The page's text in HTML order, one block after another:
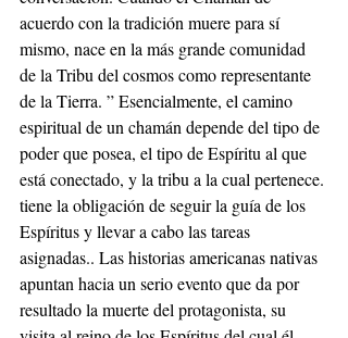
acuerdo con la tradición muere para sí
mismo, nace en la más grande comunidad
de la Tribu del cosmos como representante
de la Tierra. ” Esencialmente, el camino
espiritual de un chamán depende del tipo de
poder que posea, el tipo de Espíritu al que
está conectado, y la tribu a la cual pertenece.
tiene la obligación de seguir la guía de los
Espíritus y llevar a cabo las tareas
asignadas.. Las historias americanas nativas
apuntan hacia un serio evento que da por
resultado la muerte del protagonista, su